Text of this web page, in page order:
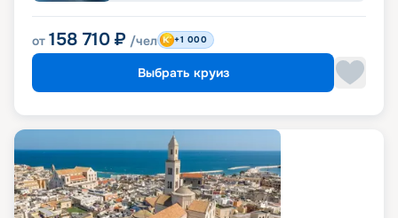
от 158 710 ₽ /чел +1 000
Выбрать круиз